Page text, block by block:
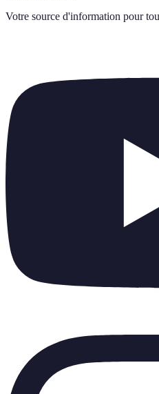
Votre source d'information pour